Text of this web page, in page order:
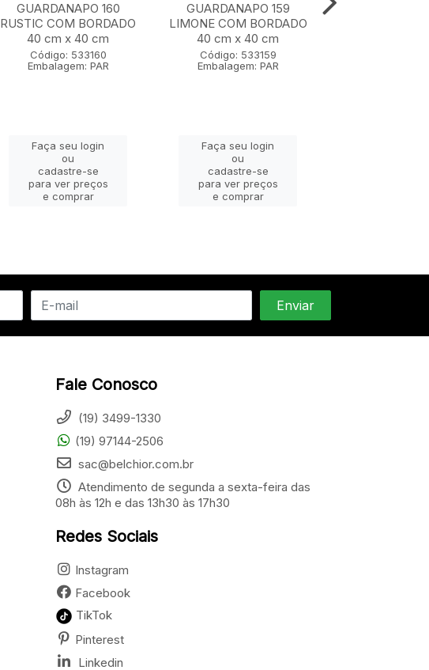
GUARDANAPO 160
RUSTIC COM BORDADO
40 cm x 40 cm
Código: 533160
Embalagem: PAR
Faça seu login
ou
cadastre-se
para ver preços
e comprar
GUARDANAPO 159
LIMONE COM BORDADO
40 cm x 40 cm
Código: 533159
Embalagem: PAR
Faça seu login
ou
cadastre-se
para ver preços
e comprar
Fale Conosco
(19) 3499-1330
(19) 97144-2506
sac@belchior.com.br
Atendimento de segunda a sexta-feira das
08h às 12h e das 13h30 às 17h30
Redes Sociais
Instagram
Facebook
TikTok
Pinterest
Linkedin